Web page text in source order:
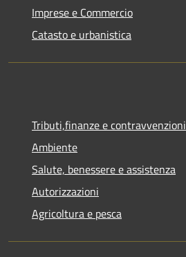
Imprese e Commercio
Catasto e urbanistica
Tributi,finanze e contravvenzioni
Ambiente
Salute, benessere e assistenza
Autorizzazioni
Agricoltura e pesca